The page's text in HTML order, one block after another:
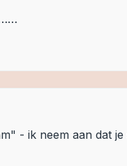
- ik neem aan dat